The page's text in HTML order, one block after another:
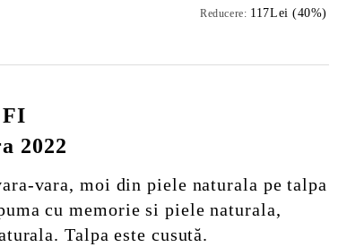
Reducere: 117Lei (40%)
2022
vara, moi din piele naturala pe talpa
cu memorie si piele naturala,
Talpa este cusută.